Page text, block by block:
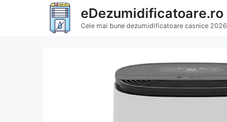
eDezumidificatoare.ro
Cele mai bune dezumidificatoare casnice 2026